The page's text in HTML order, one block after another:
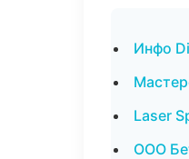
Инфо
Laser
ООО